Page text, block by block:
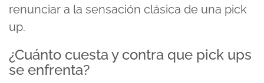
renunciar a la sensación clásica de una pick
up.
¿Cuánto cuesta y contra que pick ups
se enfrenta?